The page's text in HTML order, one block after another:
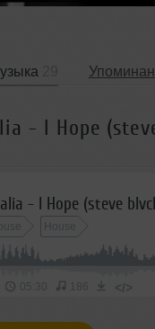
- I Hope
- I Hope (steve
House
05:30 186 </>